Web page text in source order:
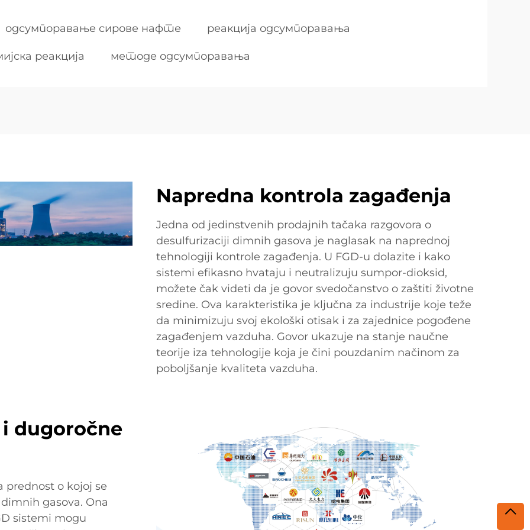
одсумпоравање сирове нафте реакција одсумпоравања
реакција методе одсумпоравања
Napredna kontrola zagađenja
Jedna od jedinstvenih prodajnih tačaka razgovora o
desulfurizaciji dimnih gasova je naglasak na naprednoj
tehnologiji kontrole zagađenja. U FGD-u dolazite i kako
sistemi efikasno hvataju i neutralizuju sumpor-dioksid,
možete čak videti da je govor svedočanstvo o zaštiti životne
sredine. Ova karakteristika je ključna za industrije koje teže
da minimizuju svoj ekološki otisak i za zajednice pogođene
zagađenjem vazduha. Govor ukazuje na stanje naučne
teorije iza tehnologije koja je čini pouzdanim načinom za
poboljšanje kvaliteta vazduha.
dugoročne
prednost o kojoj se
gasova. Ona
sistemi mogu